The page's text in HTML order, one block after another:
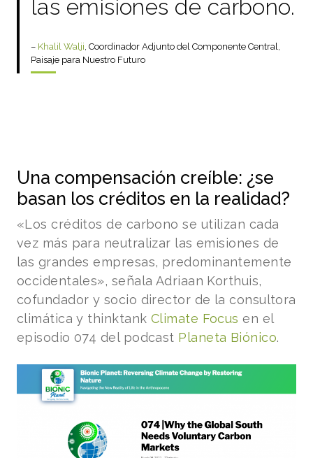
las emisiones de carbono.
– Khalil Walji , Coordinador Adjunto del Componente Central,
Paisaje para Nuestro Futuro
Una compensación creíble: ¿se
basan los créditos en la realidad?
«Los créditos de carbono se utilizan cada
vez más para neutralizar las emisiones de
las grandes empresas, predominantemente
occidentales», señala Adriaan Korthuis,
cofundador y socio director de la consultora
climática y thinktank Climate Focus en el
episodio 074 del podcast Planeta Biónico.